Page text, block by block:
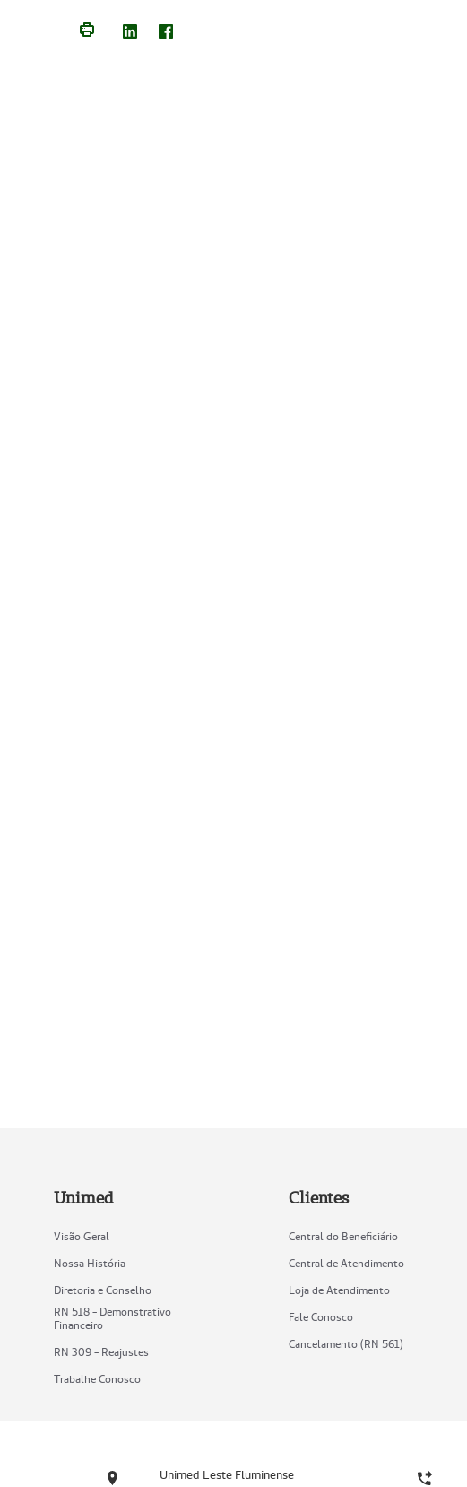
Unimed
Visão Geral
Nossa História
Diretoria e Conselho
RN 518 - Demonstrativo
Financeiro
RN 309 - Reajustes
Trabalhe Conosco
Clientes
Central do Beneficiário
Central de Atendimento
Loja de Atendimento
Fale Conosco
Cancelamento (RN 561)
Unimed Leste Fluminense